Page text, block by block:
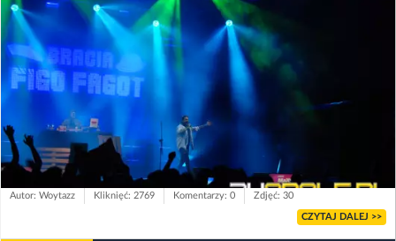
Autor: Woytazz Kliknięć: 2769 Komentarzy: 0 Zdjęć: 30
CZYTAJ DALEJ >>